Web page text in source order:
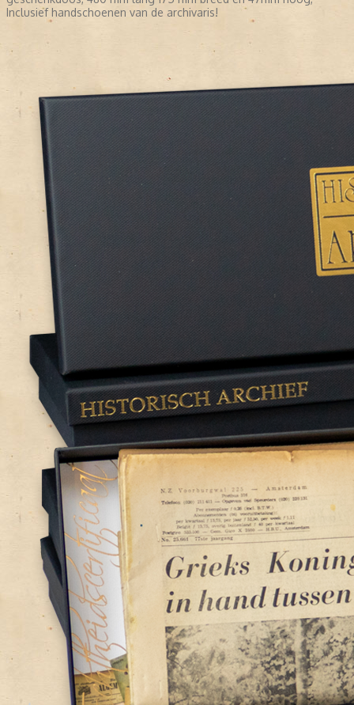
Inclusief handschoenen van de archivaris!